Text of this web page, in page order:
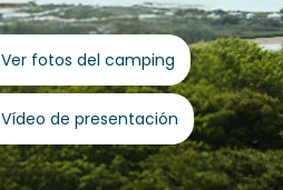
Ver fotos del camping
Vídeo de presentación